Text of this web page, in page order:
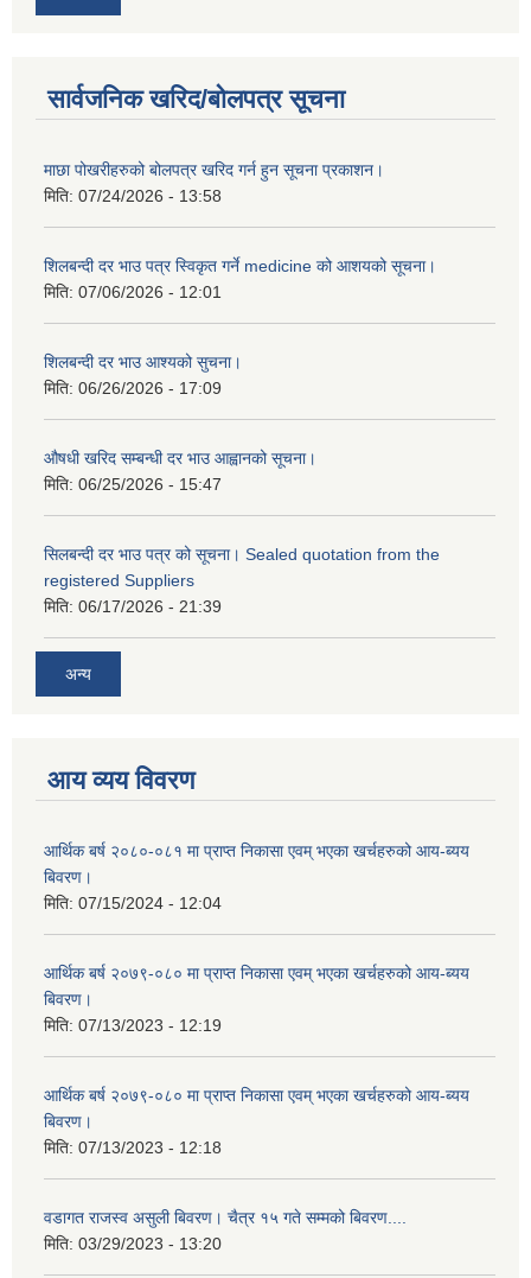
सार्वजनिक खरिद/बोलपत्र सूचना
माछा पोखरीहरुको बोलपत्र खरिद गर्न हुन सूचना प्रकाशन।
मिति: 07/24/2026 - 13:58
शिलबन्दी दर भाउ पत्र स्विकृत गर्ने medicine को आशयको सूचना।
मिति: 07/06/2026 - 12:01
शिलबन्दी दर भाउ आश्यको सुचना।
मिति: 06/26/2026 - 17:09
औषधी खरिद सम्बन्धी दर भाउ आह्वानको सूचना।
मिति: 06/25/2026 - 15:47
सिलबन्दी दर भाउ पत्र को सूचना। Sealed quotation from the
registered Suppliers
मिति: 06/17/2026 - 21:39
अन्य
आय व्यय विवरण
आर्थिक बर्ष २०८०-०८१ मा प्राप्त निकासा एवम् भएका खर्चहरुको आय-ब्यय
बिवरण।
मिति: 07/15/2024 - 12:04
आर्थिक बर्ष २०७९-०८० मा प्राप्त निकासा एवम् भएका खर्चहरुको आय-ब्यय
बिवरण।
मिति: 07/13/2023 - 12:19
आर्थिक बर्ष २०७९-०८० मा प्राप्त निकासा एवम् भएका खर्चहरुको आय-ब्यय
बिवरण।
मिति: 07/13/2023 - 12:18
वडागत राजस्व असुली बिवरण। चैत्र १५ गते सम्मको बिवरण....
मिति: 03/29/2023 - 13:20